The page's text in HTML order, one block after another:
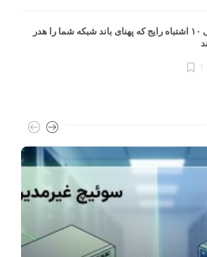
بررسی ۱۰ اشتباه رایج که پهنای باند شبکه شما را هدر